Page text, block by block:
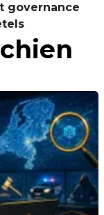
governance